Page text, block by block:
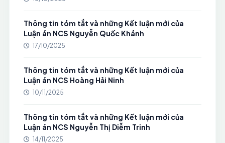
Thông tin tóm tắt và những Kết luận mới của
Luận án NCS Nguyễn Quốc Khánh
17/10/2025
Thông tin tóm tắt và những Kết luận mới của
Luận án NCS Hoàng Hải Ninh
10/11/2025
Thông tin tóm tắt và những Kết luận mới của
Luận án NCS Nguyễn Thị Diễm Trinh
14/11/2025